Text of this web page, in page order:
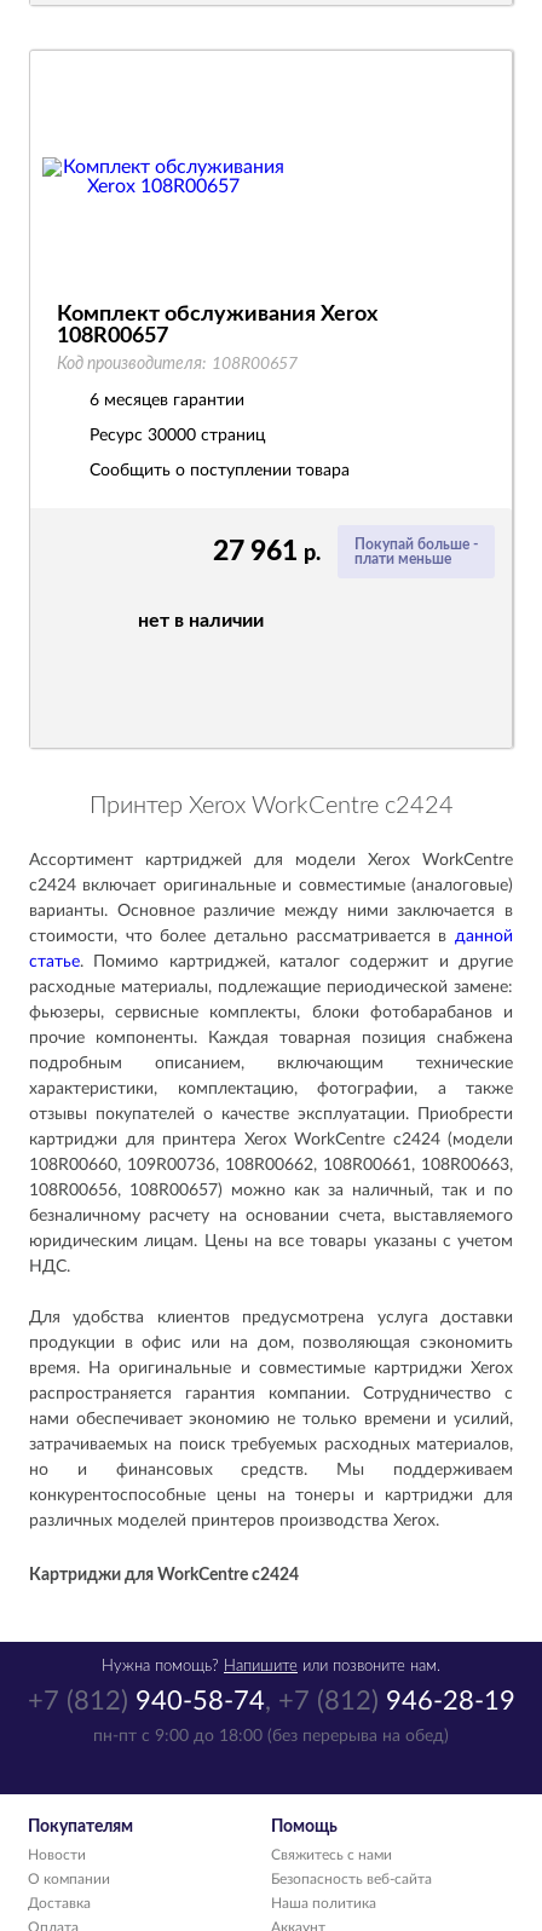
Покупай больше -
плати меньше
27 961 р.
нет в наличии
Комплект обслуживания Xerox
108R00657
Код производителя: 108R00657
6 месяцев гарантии
Ресурс 30000 страниц
Сообщить о поступлении товара
Принтер Xerox WorkCentre c2424
Ассортимент картриджей для модели Xerox WorkCentre
c2424 включает оригинальные и совместимые (аналоговые)
варианты. Основное различие между ними заключается в
стоимости, что более детально рассматривается в данной
статье. Помимо картриджей, каталог содержит и другие
расходные материалы, подлежащие периодической замене:
фьюзеры, сервисные комплекты, блоки фотобарабанов и
прочие компоненты. Каждая товарная позиция снабжена
подробным описанием, включающим технические
характеристики, комплектацию, фотографии, а также
отзывы покупателей о качестве эксплуатации. Приобрести
картриджи для принтера Xerox WorkCentre c2424 (модели
108R00660, 109R00736, 108R00662, 108R00661, 108R00663,
108R00656, 108R00657) можно как за наличный, так и по
безналичному расчету на основании счета, выставляемого
юридическим лицам. Цены на все товары указаны с учетом
НДС.
Для удобства клиентов предусмотрена услуга доставки
продукции в офис или на дом, позволяющая сэкономить
время. На оригинальные и совместимые картриджи Xerox
распространяется гарантия компании. Сотрудничество с
нами обеспечивает экономию не только времени и усилий,
затрачиваемых на поиск требуемых расходных материалов,
но и финансовых средств. Мы поддерживаем
конкурентоспособные цены на тонеры и картриджи для
различных моделей принтеров производства Xerox.
Картриджи для WorkCentre c2424
+7 (812) 940-58-74, +7 (812) 946-28-19
пн-пт с 9:00 до 18:00 (без перерыва на обед)
Нужна помощь? Напишите или позвоните нам.
Покупателям
Новости
О компании
Доставка
Оплата
Помощь
Свяжитесь с нами
Безопасность веб-сайта
Наша политика
Аккаунт